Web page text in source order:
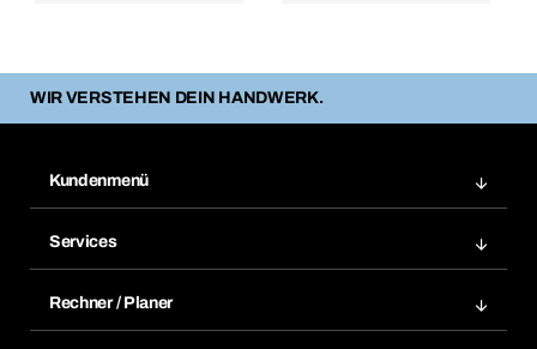
WIR VERSTEHEN DEIN HANDWERK.
Kundenmenü
Rechnungen
Daueraufträge
Services
Rechner / Planer